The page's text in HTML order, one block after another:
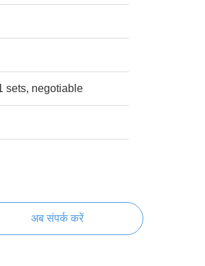
sets, negotiable
अब संपर्क करें